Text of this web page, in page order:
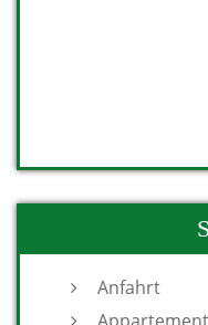
Anfahrt